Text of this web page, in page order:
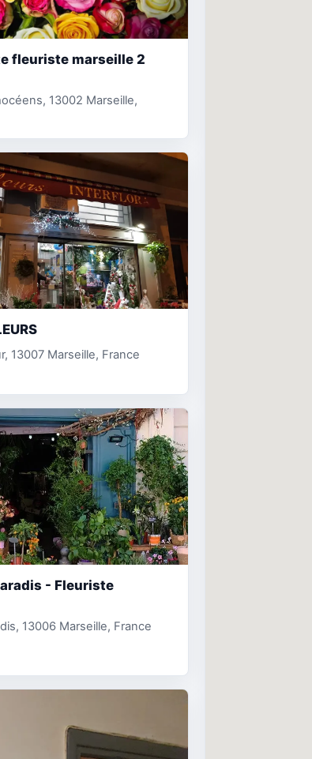
fleuriste marseille 2
13002 Marseille,
13007 Marseille, France
- Fleuriste
13006 Marseille, France